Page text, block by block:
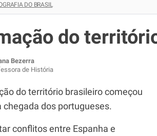
Ajudante de Dever de Casa
Corretor de Redação
Exercícios
Gerador Referências Bibliográficas ABNT
DO BRASIL
do
Bezerra
de História
do território brasileiro começou
chegada dos portugueses.
conflitos entre Espanha e